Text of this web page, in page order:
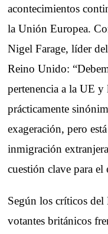
acontecimientos
la Unión Europea.
Nigel Farage, líder
Reino Unido:
pertenencia a la UE
prácticamente
exageración, pero
inmigración
cuestión clave para
Según los críticos del
votantes británicos